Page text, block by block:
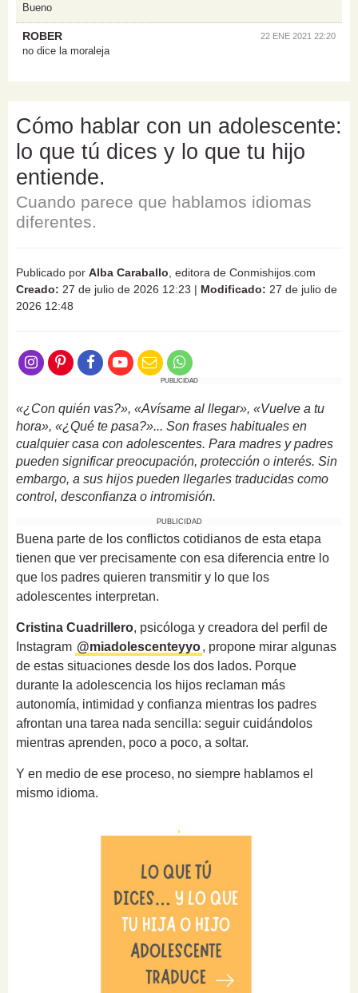
Bueno
22 ENE 2021 22:20
ROBER
no dice la moraleja
Cómo hablar con un adolescente:
lo que tú dices y lo que tu hijo
entiende.
Cuando parece que hablamos idiomas
diferentes.
Publicado por Alba Caraballo , editora de Conmishijos.com
Creado: 27 de julio de 2026 12:23 | Modificado: 27 de julio de
2026 12:48
PUBLICIDAD
«¿Con quién vas?», «Avísame al llegar», «Vuelve a tu
hora», «¿Qué te pasa?»... Son frases habituales en
cualquier casa con adolescentes. Para madres y padres
pueden significar preocupación, protección o interés. Sin
embargo, a sus hijos pueden llegarles traducidas como
control, desconfianza o intromisión.
PUBLICIDAD
Buena parte de los conflictos cotidianos de esta etapa
tienen que ver precisamente con esa diferencia entre lo
que los padres quieren transmitir y lo que los
adolescentes interpretan.
Cristina Cuadrillero, psicóloga y creadora del perfil de
Instagram @miadolescenteyyo, propone mirar algunas
de estas situaciones desde los dos lados. Porque
durante la adolescencia los hijos reclaman más
autonomía, intimidad y confianza mientras los padres
afrontan una tarea nada sencilla: seguir cuidándolos
mientras aprenden, poco a poco, a soltar.
Y en medio de ese proceso, no siempre hablamos el
mismo idioma.